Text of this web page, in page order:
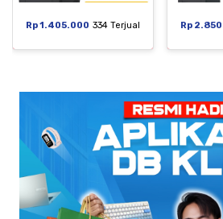
Rp 1.405.000 334 Terjual Rp